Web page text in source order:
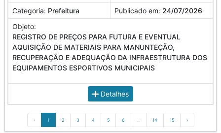
Categoria: Prefeitura Publicado em: 24/07/2026
Objeto:
REGISTRO DE PREÇOS PARA FUTURA E EVENTUAL
AQUISIÇÃO DE MATERIAIS PARA MANUNTEÇÃO,
RECUPERAÇÃO E ADEQUAÇÃO DA INFRAESTRUTURA DOS
EQUIPAMENTOS ESPORTIVOS MUNICIPAIS
Detalhes
‹ 1 2 3 4 5 6 14 15 ›